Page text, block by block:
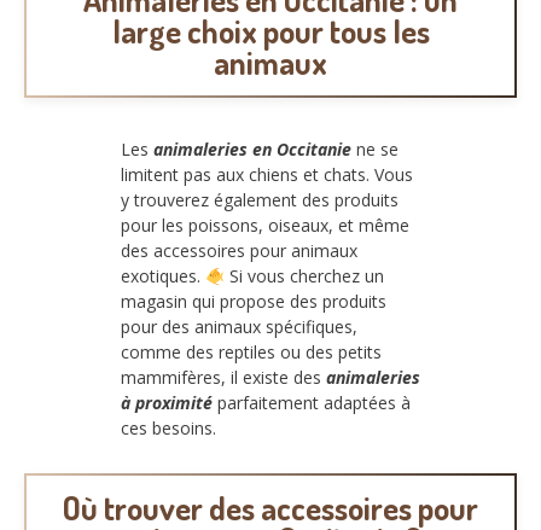
large choix pour tous les
animaux
Les animaleries en Occitanie ne se
limitent pas aux chiens et chats. Vous
y trouverez également des produits
pour les poissons, oiseaux, et même
des accessoires pour animaux
exotiques.
Si vous cherchez un
magasin qui propose des produits
pour des animaux spécifiques,
comme des reptiles ou des petits
mammifères, il existe des animaleries
à proximité parfaitement adaptées à
ces besoins.
Où trouver des accessoires pour